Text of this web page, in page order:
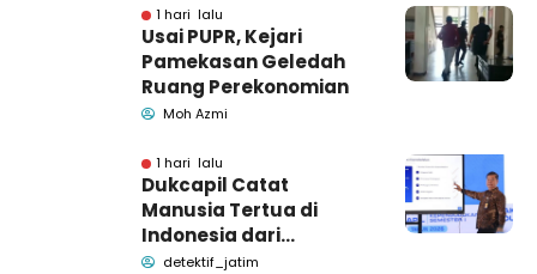
Jasa
1 hari lalu
Usai PUPR, Kejari
Pamekasan Geledah
Ruang Perekonomian
Moh Azmi
1 hari lalu
Dukcapil Catat
Manusia Tertua di
Indonesia dari
Bangkalan dan
detektif_jatim